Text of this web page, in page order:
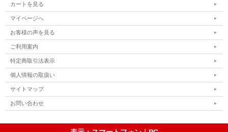
カートを見る
マイページへ
お客様の声を見る
ご利用案内
特定商取引法表示
個人情報の取扱い
サイトマップ
お問い合わせ